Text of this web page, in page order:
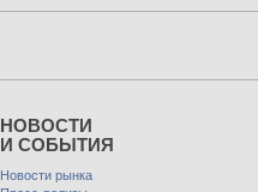
НОВОСТИ
И СОБЫТИЯ
Новости рынка